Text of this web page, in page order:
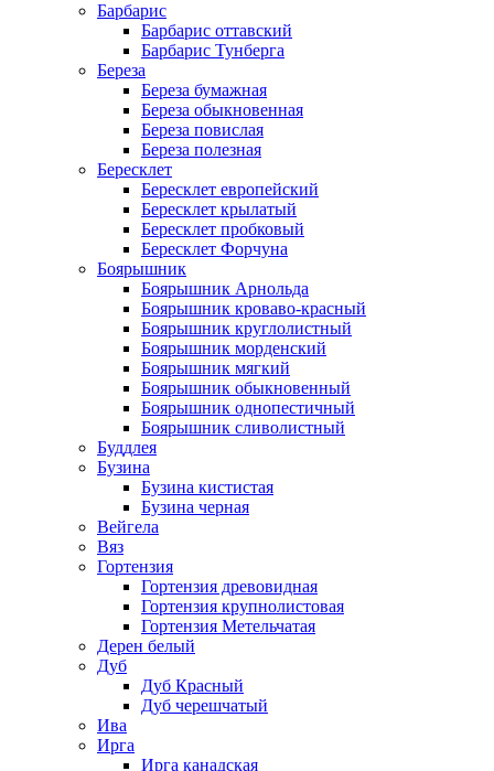
Барбарис
Барбарис оттавский
Барбарис Тунберга
Береза
Береза бумажная
Береза обыкновенная
Береза повислая
Береза полезная
Бересклет
Бересклет европейский
Бересклет крылатый
Бересклет пробковый
Бересклет Форчуна
Боярышник
Боярышник Арнольда
Боярышник кроваво-красный
Боярышник круглолистный
Боярышник морденский
Боярышник мягкий
Боярышник обыкновенный
Боярышник однопестичный
Боярышник сливолистный
Буддлея
Бузина
Бузина кистистая
Бузина черная
Вейгела
Вяз
Гортензия
Гортензия древовидная
Гортензия крупнолистовая
Гортензия Метельчатая
Дерен белый
Дуб
Дуб Красный
Дуб черешчатый
Ива
Ирга
Ирга канадская